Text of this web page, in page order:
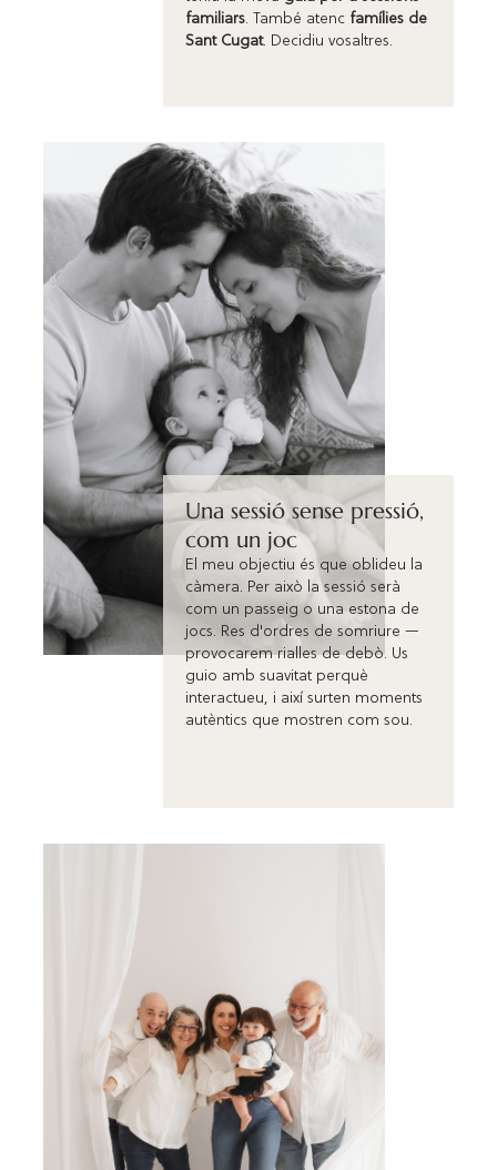
familiars. També atenc famílies de
Sant Cugat. Decidiu vosaltres.
Una sessió sense pressió,
com un joc
El meu objectiu és que oblideu la
càmera. Per això la sessió serà
com un passeig o una estona de
jocs. Res d'ordres de somriure —
provocarem rialles de debò. Us
guio amb suavitat perquè
interactueu, i així surten moments
autèntics que mostren com sou.